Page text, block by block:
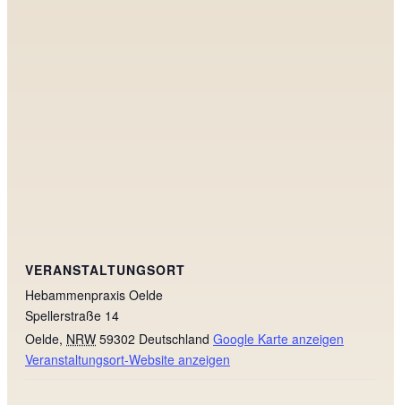
VERANSTALTUNGSORT
Hebammenpraxis Oelde
Spellerstraße 14
Oelde, NRW 59302 Deutschland Google Karte anzeigen
Veranstaltungsort-Website anzeigen